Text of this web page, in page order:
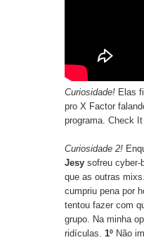
Curiosidade! Elas
pro X Factor
programa. Check It
Curiosidade 2!
Jesy sofreu cyber-
que as outras
cumpriu pena por
tentou fazer com
grupo. Na minha
ridículas. 1º Não